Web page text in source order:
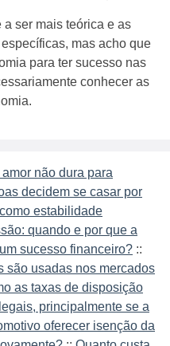
a ser mais teórica e as
mas acho que
para ter sucesso nas
conhecer as
não dura para
decidem se casar por
estabilidade
quando e por que a
sucesso financeiro? ::
são usadas nos mercados
as taxas de disposição
principalmente se a
oferecer isenção da